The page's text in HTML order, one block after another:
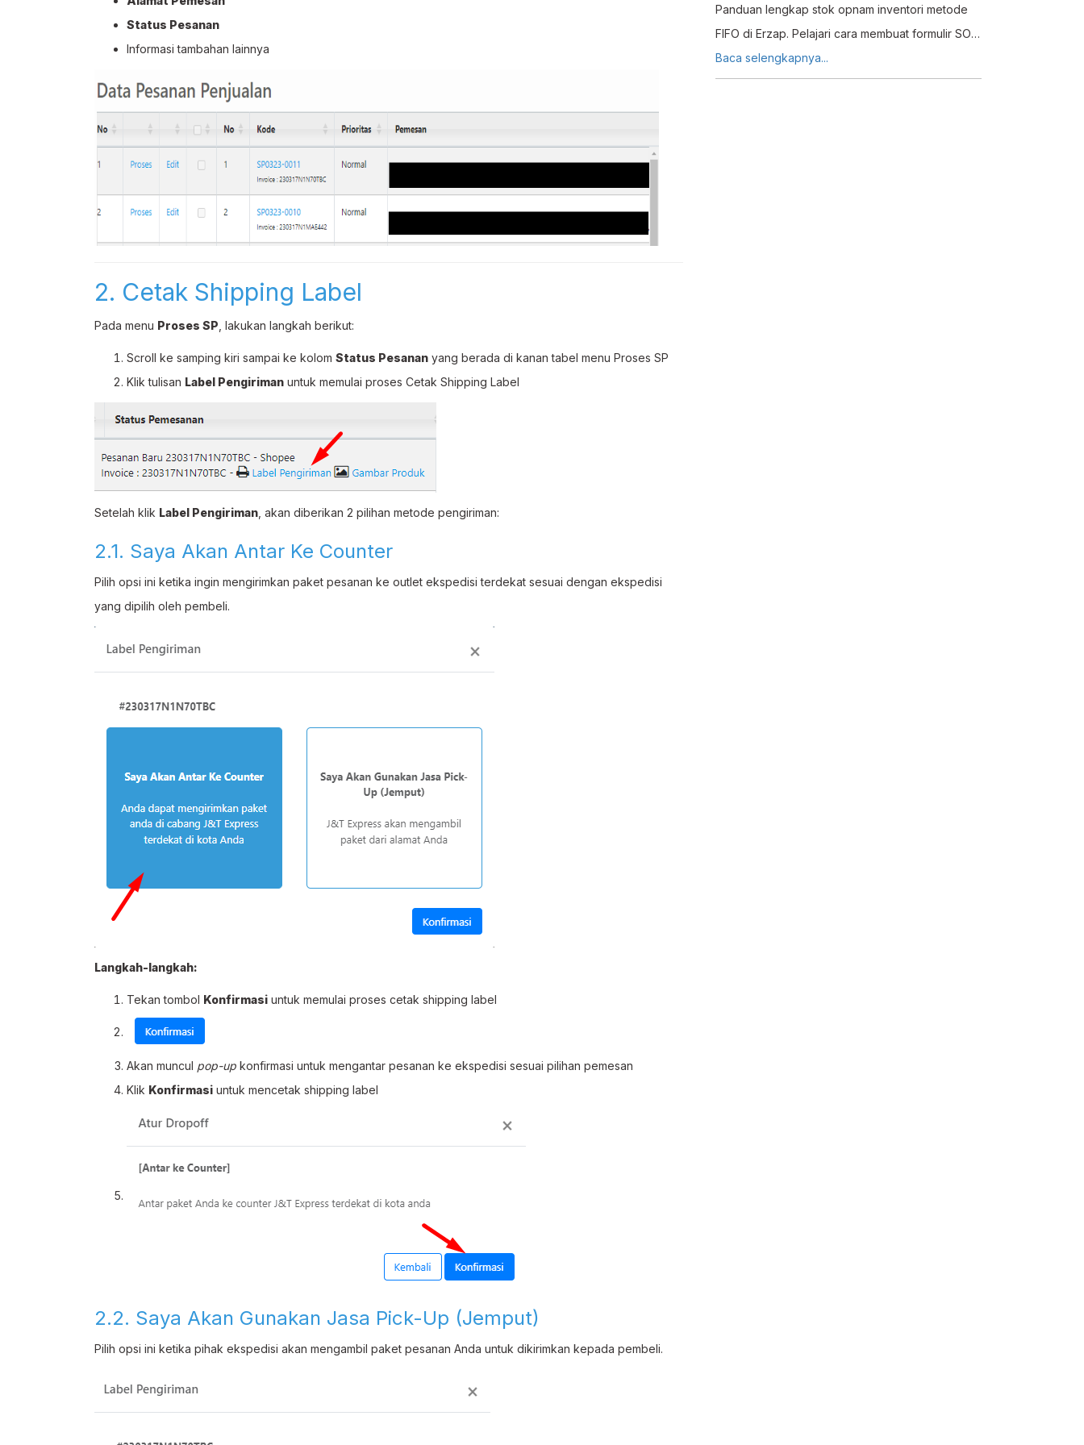
Status Pesanan
Informasi tambahan lainnya
2. Cetak Shipping Label
Pada menu Proses SP , lakukan langkah berikut:
Scroll ke samping kiri sampai ke kolom Status Pesanan yang berada di kanan tabel menu Proses SP
Klik tulisan Label Pengiriman untuk memulai proses Cetak Shipping Label
Setelah klik Label Pengiriman , akan diberikan 2 pilihan metode pengiriman:
2.1. Saya Akan Antar Ke Counter
Pilih opsi ini ketika ingin mengirimkan paket pesanan ke outlet ekspedisi terdekat sesuai dengan ekspedisi
yang dipilih oleh pembeli.
Langkah-langkah:
Tekan tombol Konfirmasi untuk memulai proses cetak shipping label
Akan muncul pop-up konfirmasi untuk mengantar pesanan ke ekspedisi sesuai pilihan pemesan
Klik Konfirmasi untuk mencetak shipping label
2.2. Saya Akan Gunakan Jasa Pick-Up (Jemput)
Pilih opsi ini ketika pihak ekspedisi akan mengambil paket pesanan Anda untuk dikirimkan kepada pembeli.
Panduan lengkap stok opnam inventori metode
FIFO di Erzap. Pelajari cara membuat formulir SO,
pengisian hasil, koreksi stok, dan manajemen
persediaan efisien.
Baca selengkapnya...